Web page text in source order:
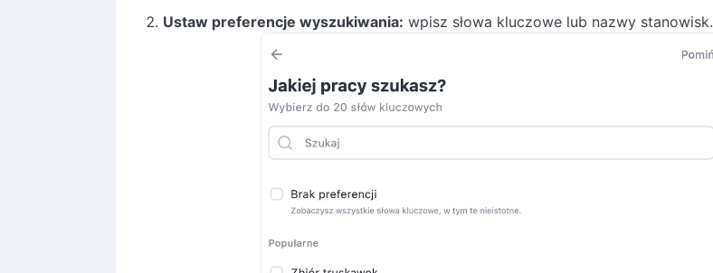
Ustaw preferencje wyszukiwania: wpisz słowa kluczowe lub nazwy stanowisk.